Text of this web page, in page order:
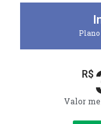
R$
Valor